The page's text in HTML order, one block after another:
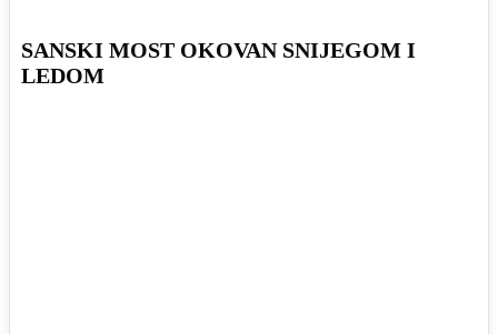
SANSKI MOST OKOVAN SNIJEGOM I
LEDOM